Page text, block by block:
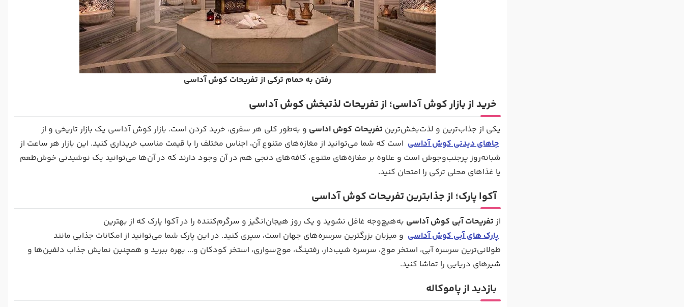
رفتن به حمام ترکی از تفریحات کوش آداسی
خرید از بازار کوش آداسی؛ از تفریحات لذتبخش کوش آداسی
یکی از جذاب‌ترین و لذت‌بخش‌ترین تفریحات کوش اداسی و به‌طور کلی هر سفری، خرید کردن است. بازار کوش آداسی یک بازار تاریخی و از
جاهای دیدنی کوش آداسی است که شما می‌توانید از مغازه‌های متنوع آن، اجناس مختلف را با قیمت مناسب خریداری کنید. این بازار هر ساعت از
شبانه‌روز پرجنب‌وجوش است و علاوه بر مغازه‌های متنوع، کافه‌های دنجی هم در آن وجود دارند که در آن‌ها می‌توانید یک نوشیدنی خوش‌طعم
یا غذاهای محلی ترکی را امتحان کنید.
آکوا پارک؛ از جذابترین تفریحات کوش آداسی
از تفریحات آبی کوش آداسی به‌هیچ‌وجه غافل نشوید و یک روز هیجان‌انگیز و سرگرم‌کننده را در آکوا پارک که از بهترین
پارک های آبی کوش آداسی و میزبان بزرگترین سرسره‌های جهان است، سپری کنید. در این پارک شما می‌توانید از امکانات جذابی مانند
طولانی‌ترین سرسره آبی، استخر موج، سرسره شیب‌دار، رفتینگ، موج‌سواری، استخر کودکان و... بهره ببرید و همچنین نمایش جذاب دلفین‌ها و
شیرهای دریایی را تماشا کنید.
بازدید از پاموکاله